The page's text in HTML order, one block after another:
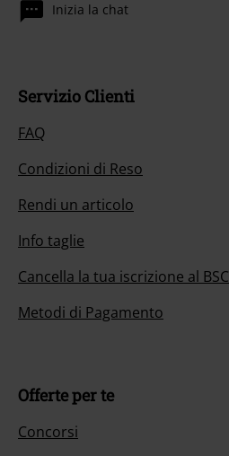
Inizia la chat
Servizio Clienti
FAQ
Condizioni di Reso
Rendi un articolo
Info taglie
Cancella la tua iscrizione al BSC
Metodi di Pagamento
Offerte per te
Concorsi